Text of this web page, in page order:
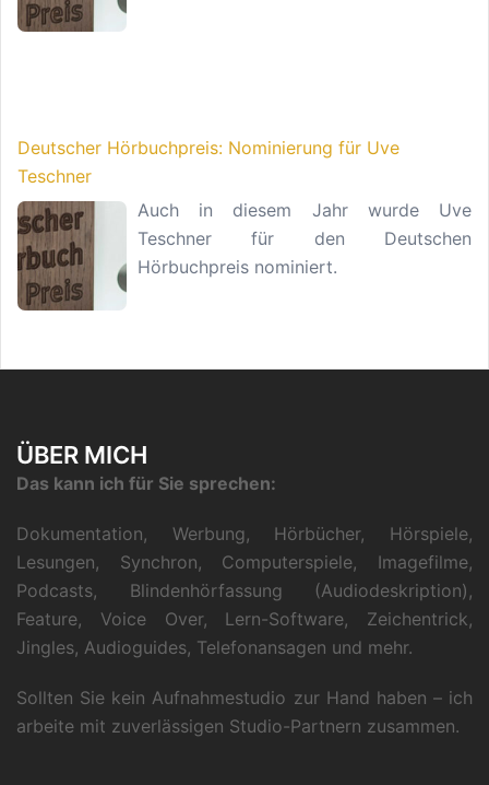
Deutscher Hörbuchpreis: Nominierung für Uve
Teschner
Auch in diesem Jahr wurde Uve
Teschner für den Deutschen
Hörbuchpreis nominiert.
ÜBER MICH
Das kann ich für Sie sprechen:
Dokumentation, Werbung, Hörbücher, Hörspiele,
Lesungen, Synchron, Computerspiele, Imagefilme,
Podcasts, Blindenhörfassung (Audiodeskription),
Feature, Voice Over, Lern-Software, Zeichentrick,
Jingles, Audioguides, Telefonansagen und mehr.
Sollten Sie kein Aufnahmestudio zur Hand haben – ich
arbeite mit zuverlässigen Studio-Partnern zusammen.